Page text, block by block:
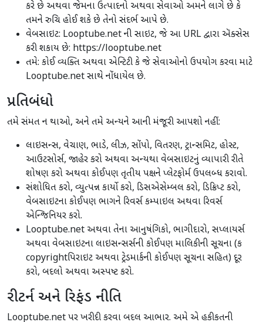
કરે છે અથવા જેમના ઉત્પાદનો અથવા સેવાઓ અમને લાગે છે કે
તમને રુચિ હોઈ શકે છે તેનો સંદર્ભ આપે છે.
વેબસાઇટ: Looptube.net ની સાઇટ, જે આ URL દ્વારા ઍક્સેસ
કરી શકાય છે: https://looptube.net
તમે: કોઈ વ્યક્તિ અથવા એન્ટિટી કે જે સેવાઓનો ઉપયોગ કરવા માટે
Looptube.net સાથે નોંધાયેલ છે.
પ્રતિબંધો
તમે સંમત ન થાઓ, અને તમે અન્યને આની મંજૂરી આપશો નહીં:
લાઇસન્સ, વેચાણ, ભાડે, લીઝ, સોંપો, વિતરણ, ટ્રાન્સમિટ, હોસ્ટ,
આઉટસોર્સ, જાહેર કરો અથવા અન્યથા વેબસાઇટનું વ્યાપારી રીતે
શોષણ કરો અથવા કોઈપણ તૃતીય પક્ષને પ્લેટફોર્મ ઉપલબ્ધ કરાવો.
સંશોધિત કરો, વ્યુત્પન્ન કાર્યો કરો, ડિસએસેમ્બલ કરો, ડિક્રિપ્ટ કરો,
વેબસાઇટના કોઈપણ ભાગને રિવર્સ કમ્પાઇલ અથવા રિવર્સ
એન્જિનિયર કરો.
Looptube.net અથવા તેના આનુષંગિકો, ભાગીદારો, સપ્લાયર્સ
અથવા વેબસાઇટના લાઇસન્સર્સની કોઈપણ માલિકીની સૂચના (ક
copyrightપિરાઇટ અથવા ટ્રેડમાર્કની કોઈપણ સૂચના સહિત) દૂર
કરો, બદલો અથવા અસ્પષ્ટ કરો.
રીટર્ન અને રિફંડ નીતિ
Looptube.net પર ખરીદી કરવા બદલ આભાર. અમે એ હકીકતની